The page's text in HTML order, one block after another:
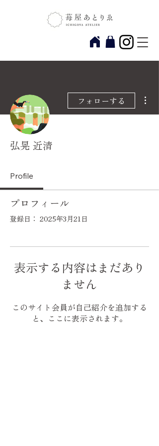
フォローする
弘晃 近清
Profile
プロフィール
登録日： 2025年3月21日
表示する内容はまだあり
ません
このサイト会員が自己紹介を追加する
と、ここに表示されます。